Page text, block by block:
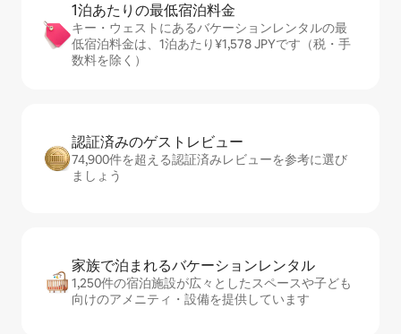
1泊あたりの最⁠低⁠宿⁠泊⁠料⁠金
キー・ウェストにあるバケーションレンタルの最
低宿泊料金は、1泊あたり¥1,578 JPYです（税・手
数料を除く）
認証済みのゲ⁠ス⁠ト⁠レ⁠ビ⁠ュ⁠ー
74,900件を超える認証済みレビューを参考に選び
ましょう
家族で泊まれるバ⁠ケ⁠ー⁠シ⁠ョ⁠ンレ⁠ン⁠タ⁠ル
1,250件の宿泊施設が広々としたスペースや子ども
向けのアメニティ・設備を提供しています